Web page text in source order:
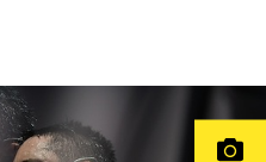
Altrecose